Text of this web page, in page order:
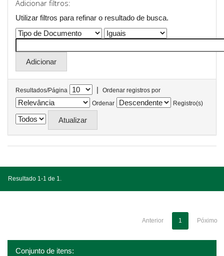
Adicionar filtros:
Utilizar filtros para refinar o resultado de busca.
Resultados/Página |
Ordenar registros por
Ordenar
Registro(s)
Resultado 1-1 de 1.
Anterior 1 Póximo
Conjunto de itens: